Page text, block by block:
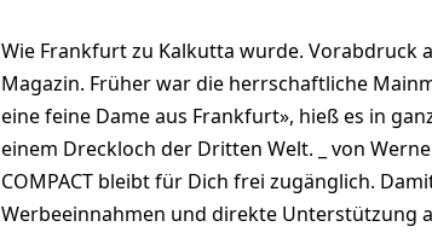
Wie Frankfurt zu Kalkutta wurde. Vorabdruck
Magazin. Früher war die herrschaftliche
eine feine Dame aus Frankfurt», hieß es in
einem Dreckloch der Dritten Welt. _ von
COMPACT bleibt für Dich frei zugänglich.
Werbeeinnahmen und direkte Unterstützung